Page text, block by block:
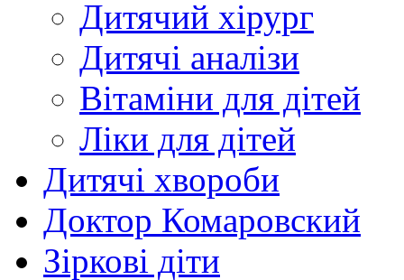
Дитячий хірург
Дитячі аналізи
Вітаміни для дітей
Ліки для дітей
Дитячі хвороби
Доктор Комаровский
Зіркові діти